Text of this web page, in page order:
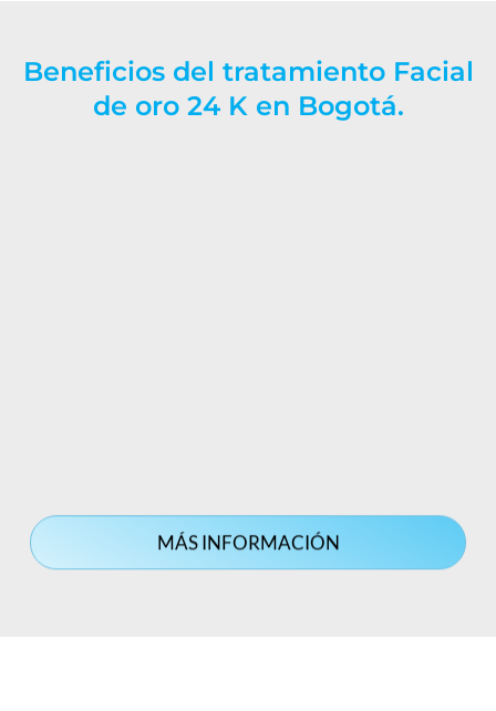
Beneficios del tratamiento Facial
de oro 24 K en Bogotá.
MÁS INFORMACIÓN